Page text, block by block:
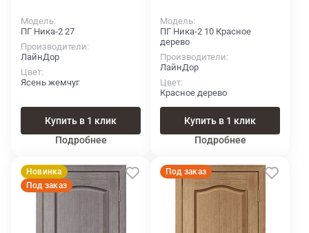
Модель
ПГ Ника-2 27
Производители
ЛайнДор
Цвет
Ясень жемчуг
Купить в 1 клик
Подробнее
Модель
ПГ Ника-2 10 Красное
дерево
Производители
ЛайнДор
Цвет
Красное дерево
Купить в 1 клик
Подробнее
Новинка
Под заказ
Под заказ